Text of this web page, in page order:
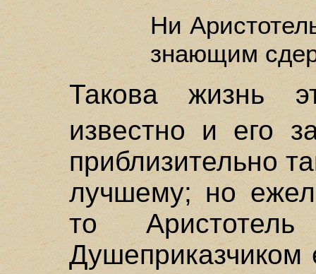
Ни
знающим
Такова жизнь
известно и его
приблизительно
лучшему; но
то